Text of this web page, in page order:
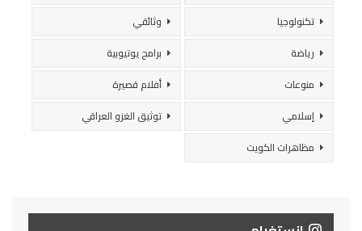
تكنولوجيا
وثائقي
رياضة
برامج يوتيوبية
منوعات
أفلام قصيرة
إسلامي
توثيق الغزو العراقي
مظاهرات الكويت